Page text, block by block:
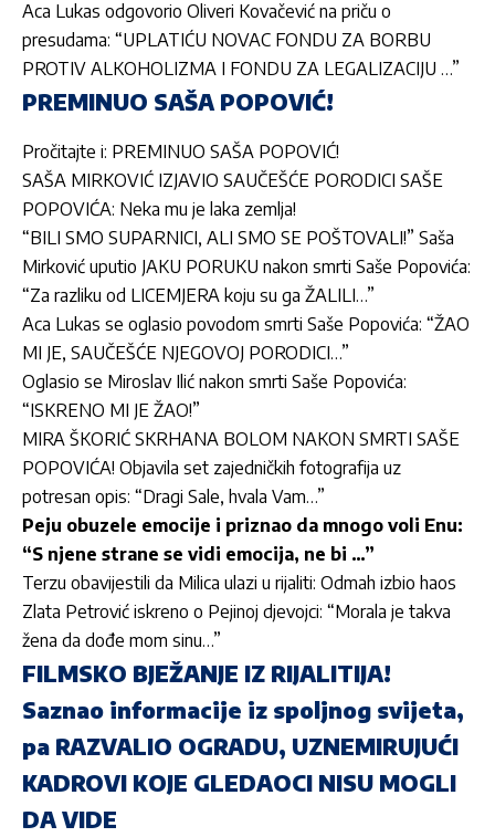
Aca Lukas odgovorio Oliveri Kovačević na priču o
presudama: “UPLATIĆU NOVAC FONDU ZA BORBU
PROTIV ALKOHOLIZMA I FONDU ZA LEGALIZACIJU …”
PREMINUO SAŠA POPOVIĆ!
Pročitajte i: PREMINUO SAŠA POPOVIĆ!
SAŠA MIRKOVIĆ IZJAVIO SAUČEŠĆE PORODICI SAŠE
POPOVIĆA: Neka mu je laka zemlja!
“BILI SMO SUPARNICI, ALI SMO SE POŠTOVALI!” Saša
Mirković uputio JAKU PORUKU nakon smrti Saše Popovića:
“Za razliku od LICEMJERA koju su ga ŽALILI…”
Aca Lukas se oglasio povodom smrti Saše Popovića: “ŽAO
MI JE, SAUČEŠĆE NJEGOVOJ PORODICI…”
Oglasio se Miroslav Ilić nakon smrti Saše Popovića:
“ISKRENO MI JE ŽAO!”
MIRA ŠKORIĆ SKRHANA BOLOM NAKON SMRTI SAŠE
POPOVIĆA! Objavila set zajedničkih fotografija uz
potresan opis: “Dragi Sale, hvala Vam…”
Peju obuzele emocije i priznao da mnogo voli Enu:
“S njene strane se vidi emocija, ne bi …”
Terzu obavijestili da Milica ulazi u rijaliti: Odmah izbio haos
Zlata Petrović iskreno o Pejinoj djevojci: “Morala je takva
žena da dođe mom sinu…”
FILMSKO BJEŽANJE IZ RIJALITIJA!
Saznao informacije iz spoljnog svijeta,
pa RAZVALIO OGRADU, UZNEMIRUJUĆI
KADROVI KOJE GLEDAOCI NISU MOGLI
DA VIDE